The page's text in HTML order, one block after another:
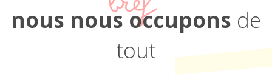
nous nous occupons de
tout